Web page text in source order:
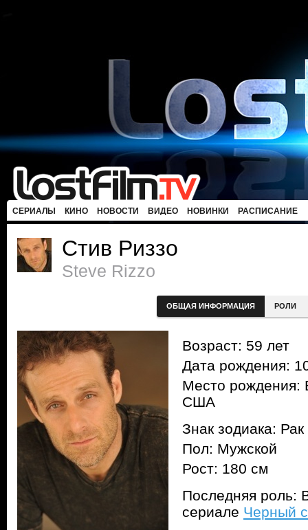
СЕРИАЛЫ КИНО НОВОСТИ ВИДЕО НОВИНКИ РАСПИСАНИЕ
Стив Риззо
Steve Rizzo
ОБЩАЯ ИНФОРМАЦИЯ РОЛИ
Возраст: 59 лет
Дата рождения:
Место рождения:
США
Знак зодиака: Рак
Пол: Мужской
Рост: 180 см
Последняя роль:
сериале Черный